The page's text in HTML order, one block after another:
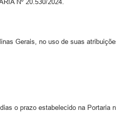
Nº 20.530/2024.
Gerais, no uso de suas
o prazo estabelecido na Portaria